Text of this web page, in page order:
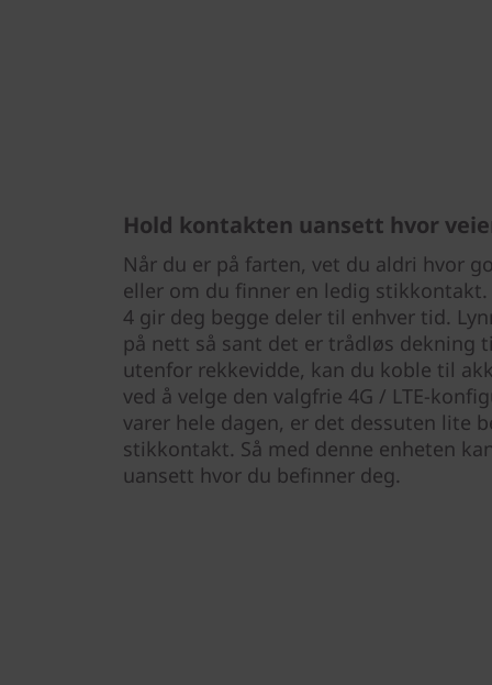
Hold kontakten uansett hvor
Når du er på farten, vet du aldri hvor
eller om du finner en ledig stikkontakt.
4 gir deg begge deler til enhver tid.
på nett så sant det er trådløs dekning
utenfor rekkevidde, kan du koble til
ved å velge den valgfrie 4G / LTE-
varer hele dagen, er det dessuten lite
stikkontakt. Så med denne enheten
uansett hvor du befinner deg.